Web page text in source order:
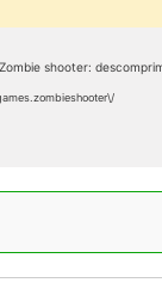
shooter: